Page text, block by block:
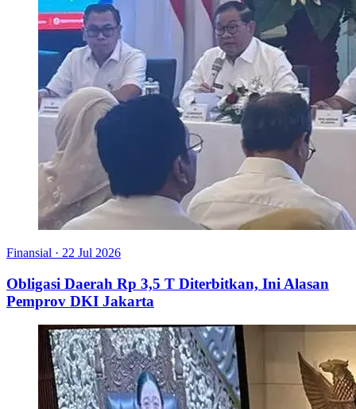
Finansial · 22 Jul 2026
Obligasi Daerah Rp 3,5 T Diterbitkan, Ini Alasan
Pemprov DKI Jakarta